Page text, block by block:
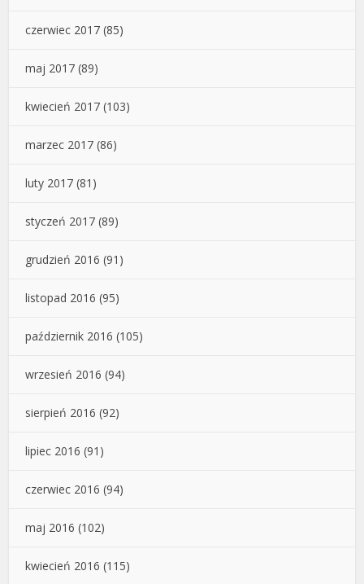
czerwiec 2017 (85)
maj 2017 (89)
kwiecień 2017 (103)
marzec 2017 (86)
luty 2017 (81)
styczeń 2017 (89)
grudzień 2016 (91)
listopad 2016 (95)
październik 2016 (105)
wrzesień 2016 (94)
sierpień 2016 (92)
lipiec 2016 (91)
czerwiec 2016 (94)
maj 2016 (102)
kwiecień 2016 (115)